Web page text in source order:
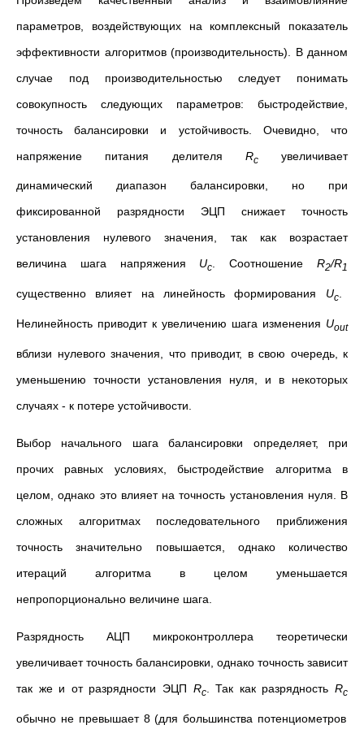
параметров, воздействующих на комплексный показатель
эффективности алгоритмов (производительность). В данном
случае под производительностью следует понимать
совокупность следующих параметров: быстродействие,
точность балансировки и устойчивость. Очевидно, что
напряжение питания делителя Rcувеличивает
динамический диапазон балансировки, но при
фиксированной разрядности ЭЦП снижает точность
установления нулевого значения, так как возрастает
величина шага напряжения Uc. СоотношениеR2/R1
существенно влияет на линейность формирования Uc.
Нелинейность приводит к увеличению шага изменения Uout
вблизи нулевого значения, что приводит, в свою очередь, к
уменьшению точности установления нуля, и в некоторых
случаях - к потере устойчивости.
Выбор начального шага балансировки определяет, при
прочих равных условиях, быстродействие алгоритма в
целом, однако это влияет на точность установления нуля. В
сложных алгоритмах последовательного приближения
точность значительно повышается, однако количество
итераций алгоритма в целом уменьшается
непропорционально величине шага.
Разрядность АЦП микроконтроллера теоретически
увеличивает точность балансировки, однако точность зависит
так же и от разрядности ЭЦП Rc. Так как разрядностьRc
обычно не превышает 8 (для большинства потенциометров